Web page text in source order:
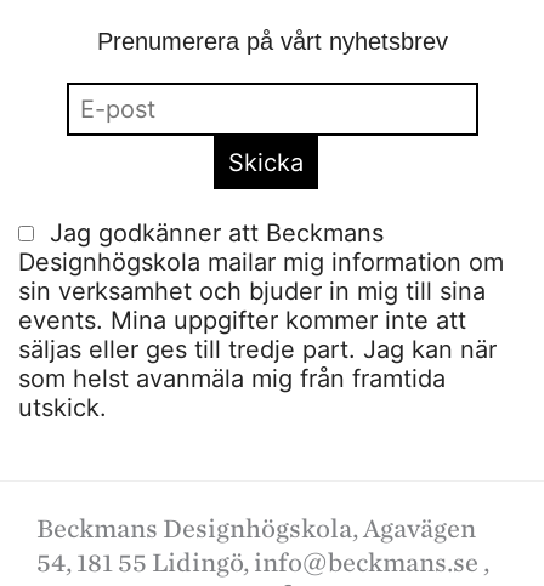
Prenumerera på vårt nyhetsbrev
Jag godkänner att Beckmans
Designhögskola mailar mig information om
sin verksamhet och bjuder in mig till sina
events. Mina uppgifter kommer inte att
säljas eller ges till tredje part. Jag kan när
som helst avanmäla mig från framtida
utskick.
Beckmans Designhögskola, Agavägen
54, 181 55 Lidingö, info@beckmans.se ,